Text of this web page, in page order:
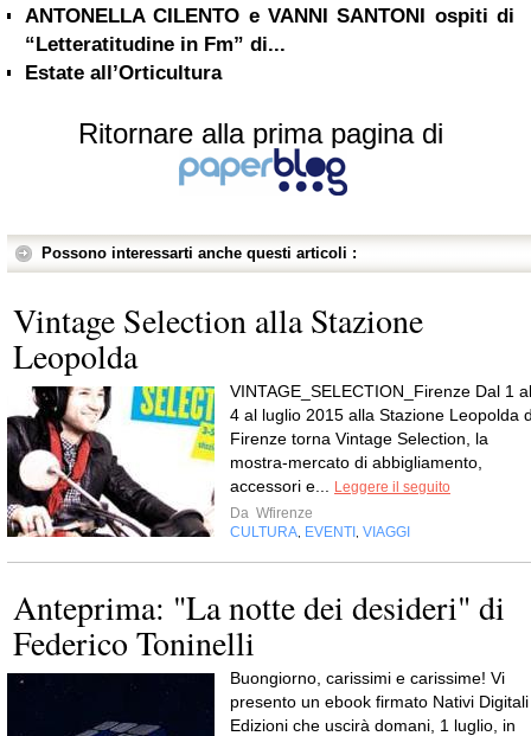
ANTONELLA CILENTO e VANNI SANTONI ospiti di
“Letteratitudine in Fm” di...
Estate all’Orticultura
Ritornare alla prima pagina di
Possono interessarti anche questi articoli :
Vintage Selection alla Stazione
Leopolda
VINTAGE_SELECTION_Firenze Dal 1 al
4 al luglio 2015 alla Stazione Leopolda
Firenze torna Vintage Selection, la
mostra-mercato di abbigliamento,
accessori e...
Leggere il seguito
Da Wfirenze
CULTURA EVENTI VIAGGI
Anteprima: "La notte dei desideri" di
Federico Toninelli
Buongiorno, carissimi e carissime! Vi
presento un ebook firmato Nativi Digitali
Edizioni che uscirà domani, 1 luglio, in